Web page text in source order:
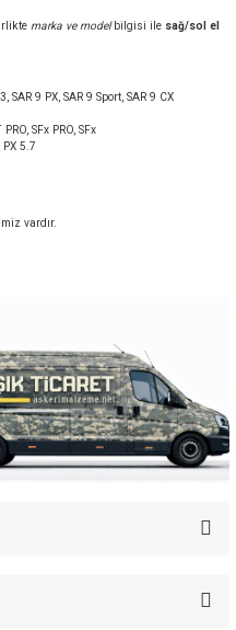
marka ve modelbilgisi ile sağ/sol el
SAR 9 PX, SAR 9 Sport, SAR 9 CX
SFx PRO, SFx
PX 5.7
vardır.